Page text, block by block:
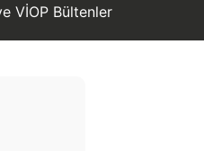
VİOP Bültenler